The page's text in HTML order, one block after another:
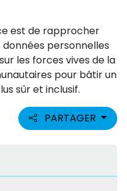
est de rapprocher
personnelles
les forces vives de la
pour bâtir un
sûr et inclusif.
PARTAGER